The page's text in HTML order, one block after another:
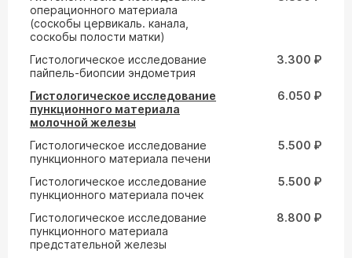
операционного материала
(соскобы цервикаль. канала,
соскобы полости матки)
Гистологическое исследование
пайпель-биопсии эндометрия
3.300 ₽
Гистологическое исследование
пункционного материала
молочной железы
6.050 ₽
Гистологическое исследование
пункционного материала печени
5.500 ₽
Гистологическое исследование
пункционного материала почек
5.500 ₽
Гистологическое исследование
пункционного материала
предстательной железы
8.800 ₽